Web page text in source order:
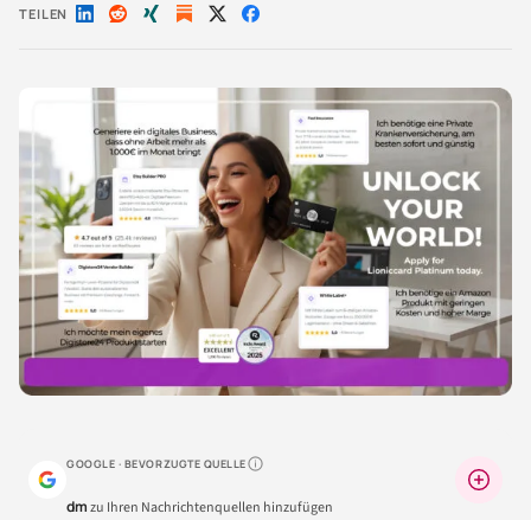
TEILEN Auf Auf Auf Auf Auf
GOOGLE · BEVORZUGTE QUELLEWarum lohnt sich das?
dmzu Ihren Nachrichtenquellen hinzufügen